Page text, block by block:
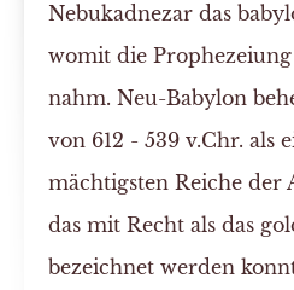
Nebukadnezar das
womit die
nahm. Neu-Babylon
von 612 - 539 v.Chr. als
mächtigsten Reiche der
das mit Recht als das
bezeichnet werden